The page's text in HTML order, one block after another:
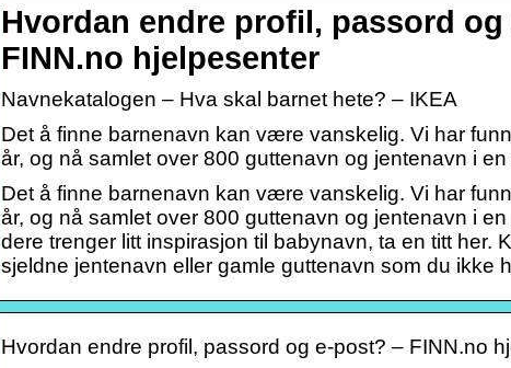
Hvordan endre profil, passord
FINN.no hjelpesenter
Navnekatalogen – Hva skal barnet hete? – IKEA
Det å finne barnenavn kan være vanskelig. Vi har
år, og nå samlet over 800 guttenavn og jentenavn i
Det å finne barnenavn kan være vanskelig. Vi har
år, og nå samlet over 800 guttenavn og jentenavn i
dere trenger litt inspirasjon til babynavn, ta en titt her.
sjeldne jentenavn eller gamle guttenavn som du ikke
Hvordan endre profil, passord og e-post? – FINN.no